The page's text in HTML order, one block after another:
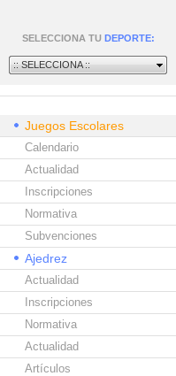
SELECCIONA TU DEPORTE:
:: SELECCIONA ::
Juegos Escolares
Calendario
Actualidad
Inscripciones
Normativa
Subvenciones
Ajedrez
Actualidad
Inscripciones
Normativa
Actualidad
Artículos